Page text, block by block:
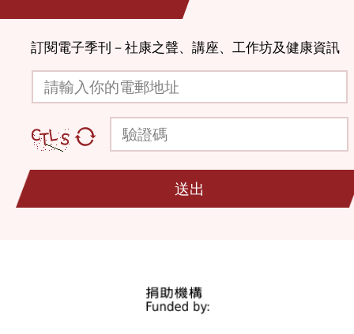
訂閱電子季刊－社康之聲、講座、工作坊及健康資訊
請輸入你的電郵地址
驗證碼
送出